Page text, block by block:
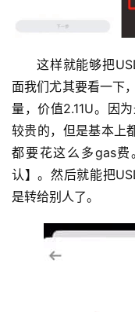
这样就能够把
面我们尤其要看一下
量，价值2.11U。因
较贵的，但是基本上
都要花这么多gas
认】。然后就能把
是转给别人了。